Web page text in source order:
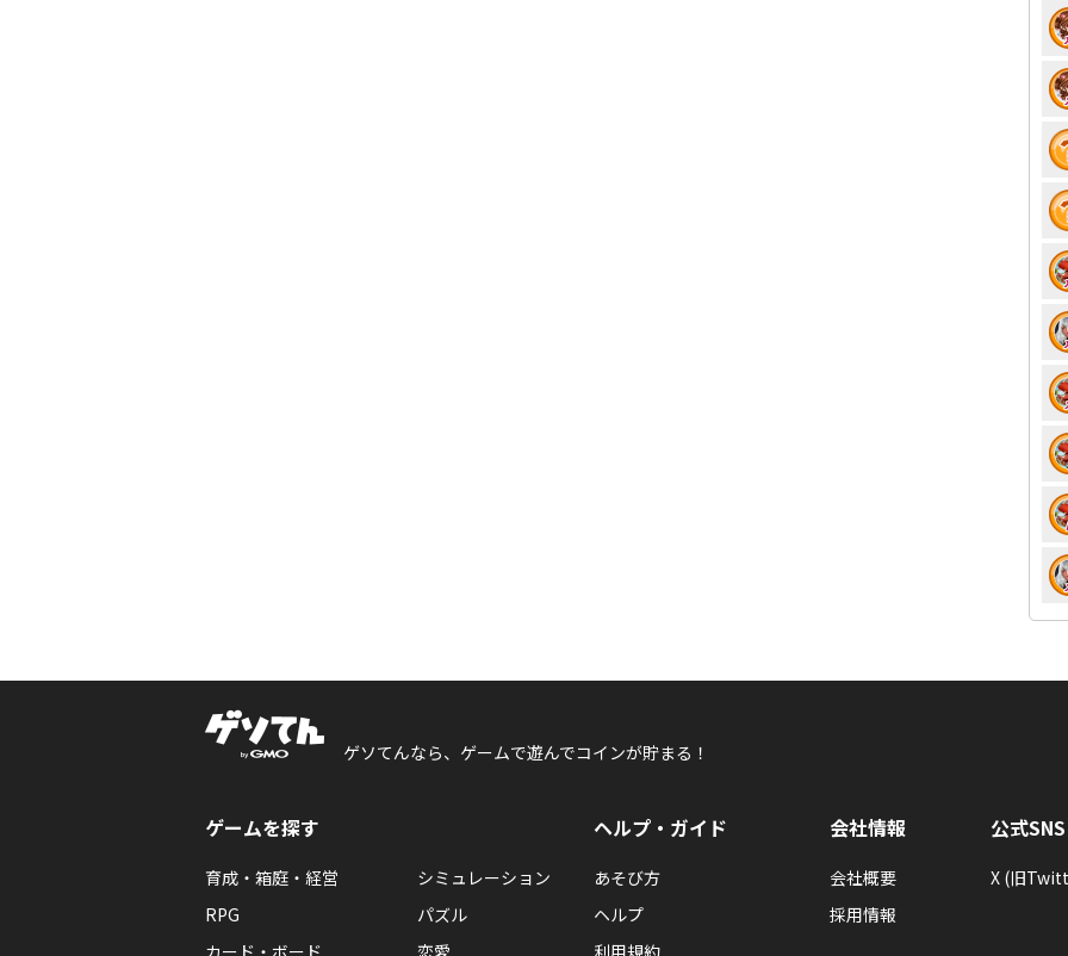
ゲソてんなら、ゲームで遊んでコインが貯まる！
ゲームを探す
育成・箱庭・経営
シミュレーション
RPG
パズル
カード・ボード
恋愛
ヘルプ・ガイド
あそび方
ヘルプ
利用規約
会社情報
会社概要
採用情報
公式SNS
X (旧